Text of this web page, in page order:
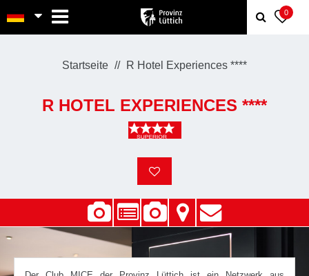
0
Startseite R Hotel Experiences ****
R HOTEL EXPERIENCES ****